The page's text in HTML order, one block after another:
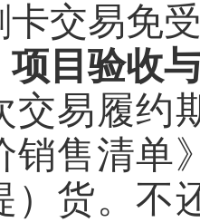
卡交易免
项目验收
交易履
销售清单
）货。不